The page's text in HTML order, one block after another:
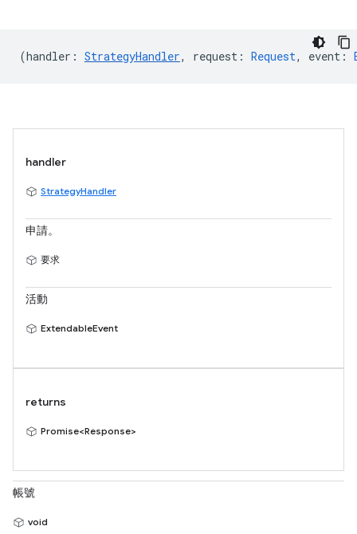
(handler : StrategyHandler, request : Request, event :
handler
StrategyHandler
申請。
要求
活動
ExtendableEvent
returns
Promise<Response>
帳號
void